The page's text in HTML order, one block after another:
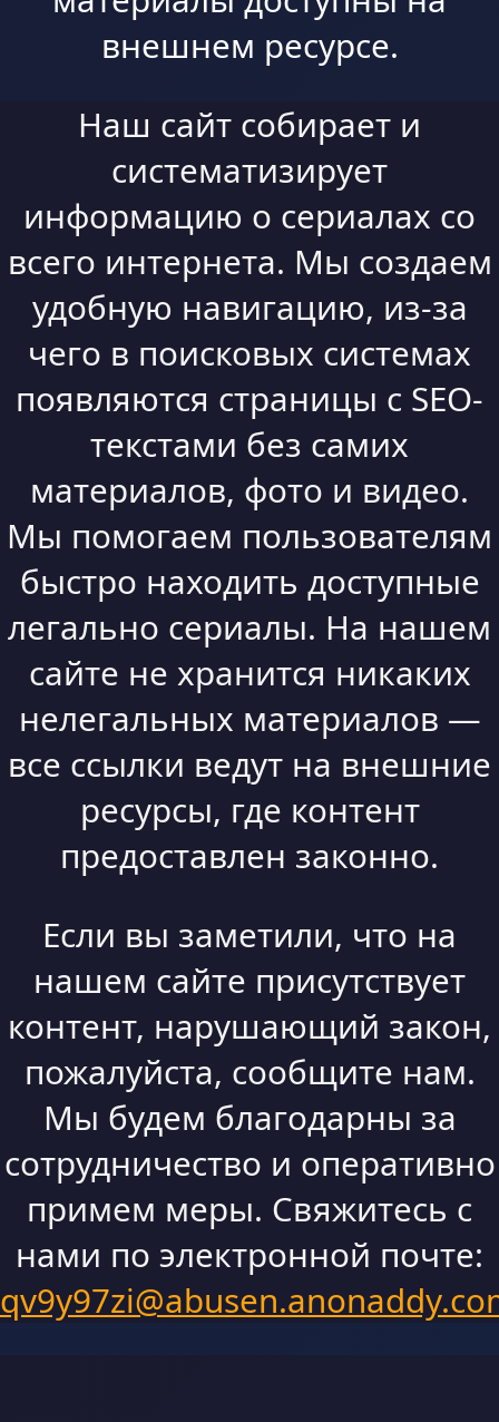
внешнем ресурсе.
Наш сайт собирает и
систематизирует
информацию о сериалах со
всего интернета. Мы создаем
удобную навигацию, из-за
чего в поисковых системах
появляются страницы с SEO-
текстами без самих
материалов, фото и видео.
Мы помогаем пользователям
быстро находить доступные
легально сериалы. На нашем
сайте не хранится никаких
нелегальных материалов —
все ссылки ведут на внешние
ресурсы, где контент
предоставлен законно.
Если вы заметили, что на
нашем сайте присутствует
контент, нарушающий закон,
пожалуйста, сообщите нам.
Мы будем благодарны за
сотрудничество и оперативно
примем меры. Свяжитесь с
нами по электронной почте: